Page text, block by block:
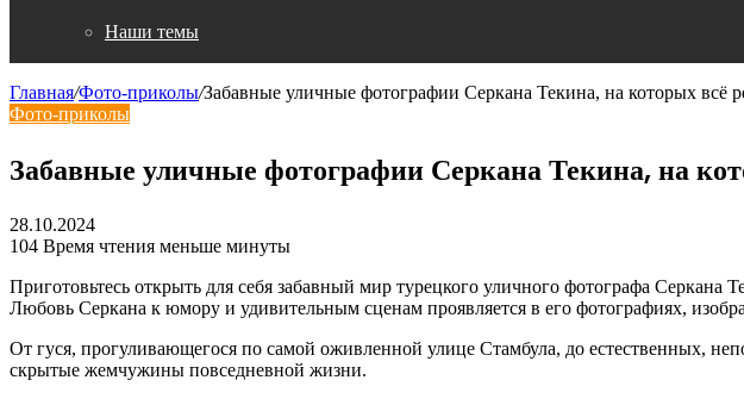
Наши темы
Главная/Фото-приколы/Забавные уличные фотографии Серкана Текина, на которых всё
Фото-приколы
Забавные уличные фотографии Серкана Текина, на
28.10.2024
104 Время чтения меньше минуты
Приготовьтесь открыть для себя забавный мир турецкого уличного фотографа
Любовь Серкана к юмору и удивительным сценам проявляется в его фотографиях,
От гуся, прогуливающегося по самой оживленной улице Стамбула, до естественных,
скрытые жемчужины повседневной жизни.